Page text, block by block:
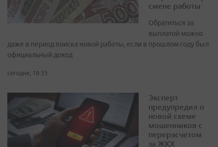
смене работы
Обратиться за
выплатой можно
даже в период поиска новой работы, если в прошлом году был
официальный доход
сегодня, 18:33
Эксперт
предупредил о
новой схеме
мошенников с
перерасчетом
за ЖКХ